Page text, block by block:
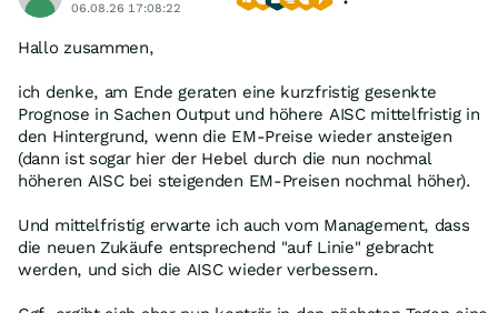
06.08.26 17:08:22
Hallo zusammen,
ich denke, am Ende geraten eine kurzfristig gesenkte
Prognose in Sachen Output und höhere AISC mittelfristig in
den Hintergrund, wenn die EM-Preise wieder ansteigen
(dann ist sogar hier der Hebel durch die nun nochmal
höheren AISC bei steigenden EM-Preisen nochmal höher).
Und mittelfristig erwarte ich auch vom Management, dass
die neuen Zukäufe entsprechend "auf Linie" gebracht
werden, und sich die AISC wieder verbessern.